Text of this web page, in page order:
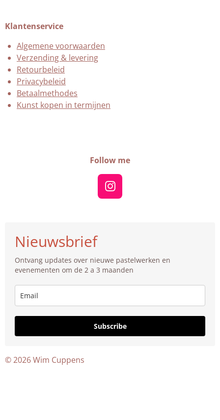
Klantenservice
Algemene voorwaarden
Verzending & levering
Retourbeleid
Privacybeleid
Betaalmethodes
Kunst kopen in termijnen
Follow me
I
n
r
a
m
Nieuwsbrief
Ontvang updates over nieuwe pastelwerken en
evenementen om de 2 a 3 maanden
Subscribe
© 2026 Wim Cuppens